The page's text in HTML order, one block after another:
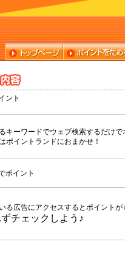
ント
キーワードでウェブ検索するだけで
ポイントランドにおまかせ！
ポイント
る広告にアクセスするとポイントが
チェックしよう♪